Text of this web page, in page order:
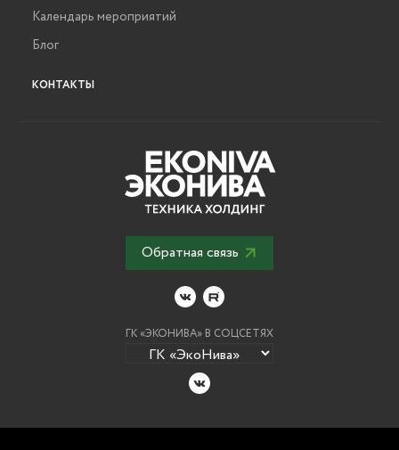
Календарь мероприятий
Блог
КОНТАКТЫ
Обратная связь
ГК «ЭКОНИВА» В СОЦСЕТЯХ